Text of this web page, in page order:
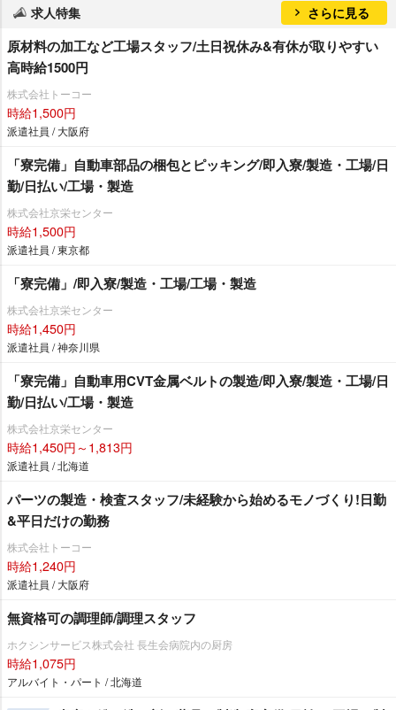
求人特集 さらに見る
原材料の加工など工場スタッフ/土日祝休み&有休が取りやすい
高時給1500円
株式会社トーコー
時給1,500円
派遣社員 / 大阪府
「寮完備」自動車部品の梱包とピッキング/即入寮/製造・工場/日
勤/日払い/工場・製造
株式会社京栄センター
時給1,500円
派遣社員 / 東京都
「寮完備」/即入寮/製造・工場/工場・製造
株式会社京栄センター
時給1,450円
派遣社員 / 神奈川県
「寮完備」自動車用CVT金属ベルトの製造/即入寮/製造・工場/日
勤/日払い/工場・製造
株式会社京栄センター
時給1,450円～1,813円
派遣社員 / 北海道
パーツの製造・検査スタッフ/未経験から始めるモノづくり!日勤
&平日だけの勤務
株式会社トーコー
時給1,240円
派遣社員 / 大阪府
無資格可の調理師/調理スタッフ
ホクシンサービス株式会社 長生会病院内の厨房
時給1,075円
アルバイト・パート / 北海道